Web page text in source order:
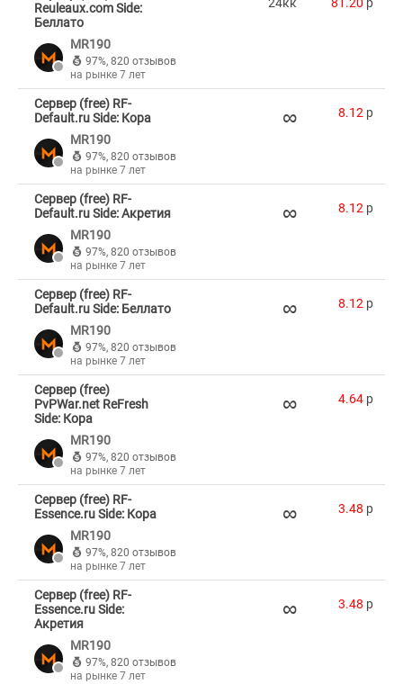
Reuleaux.com Side:
Беллато
MR190
97%, 820 отзывов
на рынке 7 лет
24кк 81.20 p
Сервер (free) RF-
Default.ru Side: Кора
MR190
97%, 820 отзывов
на рынке 7 лет
∞ 8.12 p
Сервер (free) RF-
Default.ru Side: Акретия
MR190
97%, 820 отзывов
на рынке 7 лет
∞ 8.12 p
Сервер (free) RF-
Default.ru Side: Беллато
MR190
97%, 820 отзывов
на рынке 7 лет
∞ 8.12 p
Сервер (free)
PvPWar.net ReFresh
Side: Кора
MR190
97%, 820 отзывов
на рынке 7 лет
∞ 4.64 p
Сервер (free) RF-
Essence.ru Side: Кора
MR190
97%, 820 отзывов
на рынке 7 лет
∞ 3.48 p
Сервер (free) RF-
Essence.ru Side:
Акретия
MR190
97%, 820 отзывов
на рынке 7 лет
∞ 3.48 p